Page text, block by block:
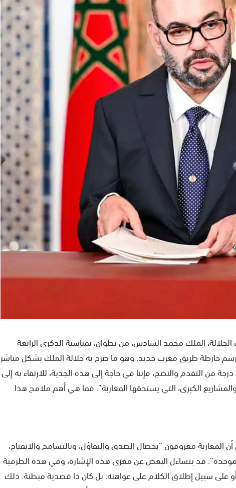
الملك محمد السادس، من تطوان، بمناسبة الذكرى الرابعة
خارطة طريق مغرب جديد. وهو ما صرح به جلالة الملك بشكل مباشر
من التقدم والنضج، فإننا في حاجة إلى هذه الجدية، للارتقاء به إلى
الكبرى، التي يستحقها المغاربة”. فما هي أهم ملامح هذا
المغاربة معروفون “بخصال الصدق والتفاؤل، وبالتسامح والانفتاح،
الموحدة”. قد يتساءل البعض عن مغزى هذه الإشارة، وفي هذه الظرفية
أو على سبيل إطلاق الكلام على عواهنه. بل كان ذا قصدية مبطنة. ذلك